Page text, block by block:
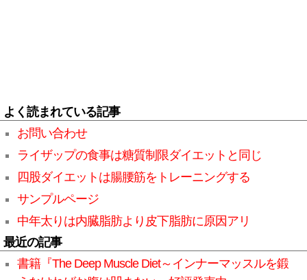
よく読まれている記事
お問い合わせ
ライザップの食事は糖質制限ダイエットと同じ
四股ダイエットは腸腰筋をトレーニングする
サンプルページ
中年太りは内臓脂肪より皮下脂肪に原因アリ
最近の記事
書籍『The Deep Muscle Diet～インナーマッスルを鍛